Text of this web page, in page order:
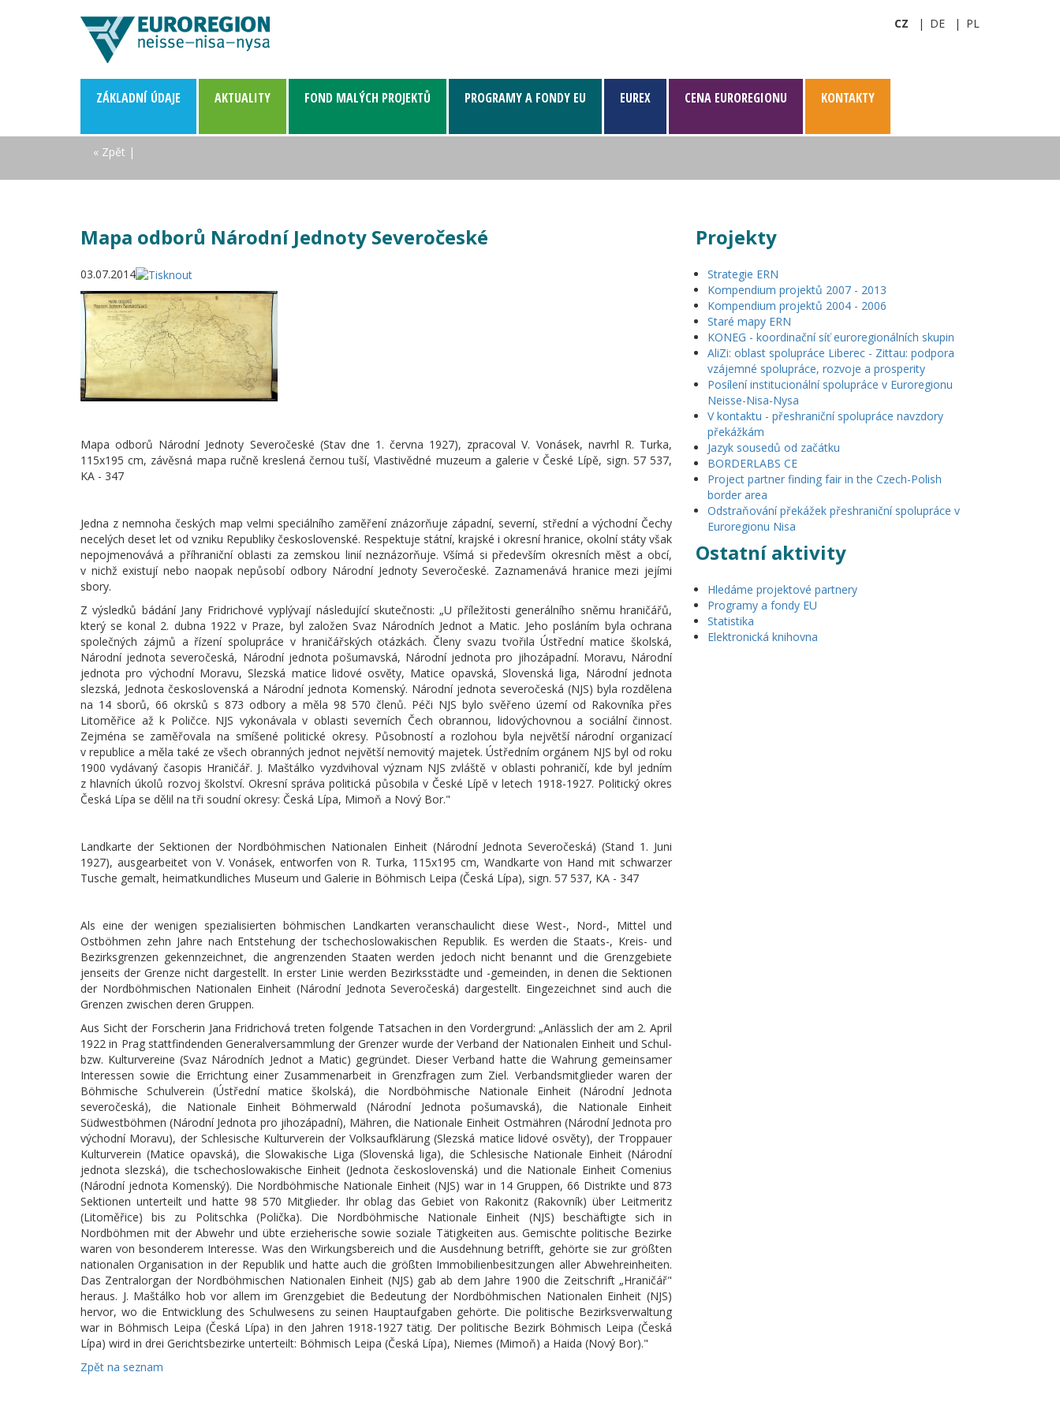
CZ DE PL
ZÁKLADNÍ­ ÚDAJE AKTUALITY FOND MALÝCH PROJEKTŮ PROGRAMY A FONDY EU EUREX CENA EUROREGIONU KONTAKTY
« Zpět |
Mapa odborů Národní Jednoty Severočeské
03.07.2014
Mapa odborů Národní Jednoty Severočeské (Stav dne 1. června 1927), zpracoval V. Vonásek, navrhl R. Turka,
115x195 cm, závěsná mapa ručně kreslená černou tuší, Vlastivědné muzeum a galerie v České Lípě, sign. 57 537,
KA - 347
Jedna z nemnoha českých map velmi speciálního zaměření znázorňuje západní, severní, střední a východní Čechy
necelých deset let od vzniku Republiky československé. Respektuje státní, krajské i okresní hranice, okolní státy však
nepojmenovává a příhraniční oblasti za zemskou linií neznázorňuje. Všímá si především okresních měst a obcí,
v nichž existují nebo naopak nepůsobí odbory Národní Jednoty Severočeské. Zaznamenává hranice mezi jejími
sbory.
Z výsledků bádání Jany Fridrichové vyplývají následující skutečnosti: „U příležitosti generálního sněmu hraničářů,
který se konal 2. dubna 1922 v Praze, byl založen Svaz Národních Jednot a Matic. Jeho posláním byla ochrana
společných zájmů a řízení spolupráce v hraničářských otázkách. Členy svazu tvořila Ústřední matice školská,
Národní jednota severočeská, Národní jednota pošumavská, Národní jednota pro jihozápadní. Moravu, Národní
jednota pro východní Moravu, Slezská matice lidové osvěty, Matice opavská, Slovenská liga, Národní jednota
slezská, Jednota československá a Národní jednota Komenský. Národní jednota severočeská (NJS) byla rozdělena
na 14 sborů, 66 okrsků s 873 odbory a měla 98 570 členů. Péči NJS bylo svěřeno území od Rakovníka přes
Litoměřice až k Poličce. NJS vykonávala v oblasti severních Čech obrannou, lidovýchovnou a sociální činnost.
Zejména se zaměřovala na smíšené politické okresy. Působností a rozlohou byla největší národní organizací
v republice a měla také ze všech obranných jednot největší nemovitý majetek. Ústředním orgánem NJS byl od roku
1900 vydávaný časopis Hraničář. J. Maštálko vyzdvihoval význam NJS zvláště v oblasti pohraničí, kde byl jedním
z hlavních úkolů rozvoj školství. Okresní správa politická působila v České Lípě v letech 1918-1927. Politický okres
Česká Lípa se dělil na tři soudní okresy: Česká Lípa, Mimoň a Nový Bor."
Landkarte der Sektionen der Nordböhmischen Nationalen Einheit (Národní Jednota Severočeská) (Stand 1. Juni
1927), ausgearbeitet von V. Vonásek, entworfen von R. Turka, 115x195 cm, Wandkarte von Hand mit schwarzer
Tusche gemalt, heimatkundliches Museum und Galerie in Böhmisch Leipa (Česká Lípa), sign. 57 537, KA - 347
Als eine der wenigen spezialisierten böhmischen Landkarten veranschaulicht diese West-, Nord-, Mittel und
Ostböhmen zehn Jahre nach Entstehung der tschechoslowakischen Republik. Es werden die Staats-, Kreis- und
Bezirksgrenzen gekennzeichnet, die angrenzenden Staaten werden jedoch nicht benannt und die Grenzgebiete
jenseits der Grenze nicht dargestellt. In erster Linie werden Bezirksstädte und -gemeinden, in denen die Sektionen
der Nordböhmischen Nationalen Einheit (Národní Jednota Severočeská) dargestellt. Eingezeichnet sind auch die
Grenzen zwischen deren Gruppen.
Aus Sicht der Forscherin Jana Fridrichová treten folgende Tatsachen in den Vordergrund: „Anlässlich der am 2. April
1922 in Prag stattfindenden Generalversammlung der Grenzer wurde der Verband der Nationalen Einheit und Schul-
bzw. Kulturvereine (Svaz Národních Jednot a Matic) gegründet. Dieser Verband hatte die Wahrung gemeinsamer
Interessen sowie die Errichtung einer Zusammenarbeit in Grenzfragen zum Ziel. Verbandsmitglieder waren der
Böhmische Schulverein (Ústřední matice školská), die Nordböhmische Nationale Einheit (Národní Jednota
severočeská), die Nationale Einheit Böhmerwald (Národní Jednota pošumavská), die Nationale Einheit
Südwestböhmen (Národní Jednota pro jihozápadní), Mähren, die Nationale Einheit Ostmähren (Národní Jednota pro
východní Moravu), der Schlesische Kulturverein der Volksaufklärung (Slezská matice lidové osvěty), der Troppauer
Kulturverein (Matice opavská), die Slowakische Liga (Slovenská liga), die Schlesische Nationale Einheit (Národní
jednota slezská), die tschechoslowakische Einheit (Jednota československá) und die Nationale Einheit Comenius
(Národní jednota Komenský). Die Nordböhmische Nationale Einheit (NJS) war in 14 Gruppen, 66 Distrikte und 873
Sektionen unterteilt und hatte 98 570 Mitglieder. Ihr oblag das Gebiet von Rakonitz (Rakovník) über Leitmeritz
(Litoměřice) bis zu Politschka (Polička). Die Nordböhmische Nationale Einheit (NJS) beschäftigte sich in
Nordböhmen mit der Abwehr und übte erzieherische sowie soziale Tätigkeiten aus. Gemischte politische Bezirke
waren von besonderem Interesse. Was den Wirkungsbereich und die Ausdehnung betrifft, gehörte sie zur größten
nationalen Organisation in der Republik und hatte auch die größten Immobilienbesitzungen aller Abwehreinheiten.
Das Zentralorgan der Nordböhmischen Nationalen Einheit (NJS) gab ab dem Jahre 1900 die Zeitschrift „Hraničář"
heraus. J. Maštálko hob vor allem im Grenzgebiet die Bedeutung der Nordböhmischen Nationalen Einheit (NJS)
hervor, wo die Entwicklung des Schulwesens zu seinen Hauptaufgaben gehörte. Die politische Bezirksverwaltung
war in Böhmisch Leipa (Česká Lípa) in den Jahren 1918-1927 tätig. Der politische Bezirk Böhmisch Leipa (Česká
Lípa) wird in drei Gerichtsbezirke unterteilt: Böhmisch Leipa (Česká Lípa), Niemes (Mimoň) a Haida (Nový Bor)."
Zpět na seznam
Projekty
Strategie ERN
Kompendium projektů 2007 - 2013
Kompendium projektů 2004 - 2006
Staré mapy ERN
KONEG - koordinační síť euroregionálních skupin
AliZi: oblast spolupráce Liberec - Zittau: podpora
vzájemné spolupráce, rozvoje a prosperity
Posílení institucionální spolupráce v Euroregionu
Neisse-Nisa-Nysa
V kontaktu - přeshraniční spolupráce navzdory
překážkám
Jazyk sousedů od začátku
BORDERLABS CE
Project partner finding fair in the Czech-Polish
border area
Odstraňování překážek přeshraniční spolupráce v
Euroregionu Nisa
Ostatní aktivity
Hledáme projektové partnery
Programy a fondy EU
Statistika
Elektronická knihovna